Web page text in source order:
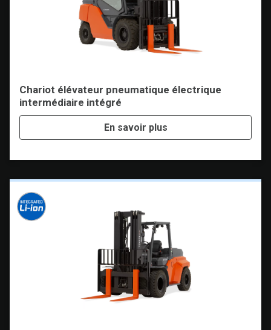
Chariot élévateur pneumatique électrique
intermédiaire intégré
En savoir plus